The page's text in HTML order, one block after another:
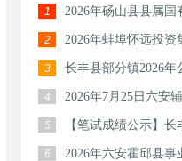
1
2026年砀山县县属国
员公告
2
2026年蚌埠怀远投
30人公
3
长丰县部分镇2026年
区）后备
4 2026年7月25日六安
5
【笔试成绩公示】
公开招
6
2026年六安霍邱县事